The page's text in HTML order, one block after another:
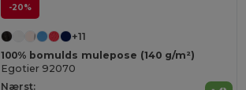
-20%
+11
100% bomulds mulepose (140 g/m²)
Egotier 92070
Nærst: